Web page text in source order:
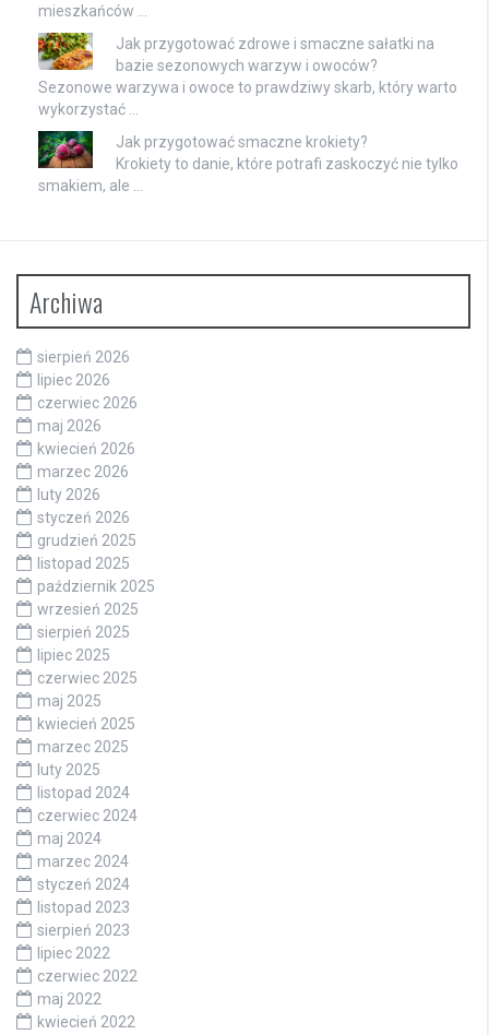
mieszkańców …
Jak przygotować zdrowe i smaczne sałatki na
bazie sezonowych warzyw i owoców?
Sezonowe warzywa i owoce to prawdziwy skarb, który warto
wykorzystać …
Jak przygotować smaczne krokiety?
Krokiety to danie, które potrafi zaskoczyć nie tylko
smakiem, ale …
Archiwa
sierpień 2026
lipiec 2026
czerwiec 2026
maj 2026
kwiecień 2026
marzec 2026
luty 2026
styczeń 2026
grudzień 2025
listopad 2025
październik 2025
wrzesień 2025
sierpień 2025
lipiec 2025
czerwiec 2025
maj 2025
kwiecień 2025
marzec 2025
luty 2025
listopad 2024
czerwiec 2024
maj 2024
marzec 2024
styczeń 2024
listopad 2023
sierpień 2023
lipiec 2022
czerwiec 2022
maj 2022
kwiecień 2022